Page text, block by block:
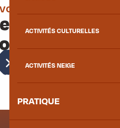
ACTIVITÉS CULTURELLES
ACTIVITÉS NEIGE
PRATIQUE
ENCORE
pour
pratiques